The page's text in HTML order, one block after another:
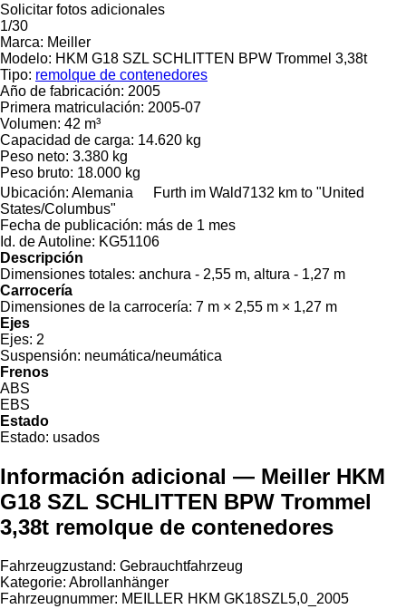
Solicitar fotos adicionales
1/30
Marca: Meiller
Modelo: HKM G18 SZL SCHLITTEN BPW Trommel 3,38t
Tipo: remolque de contenedores
Año de fabricación: 2005
Primera matriculación: 2005-07
Volumen: 42 m³
Capacidad de carga: 14.620 kg
Peso neto: 3.380 kg
Peso bruto: 18.000 kg
Ubicación: Alemania Furth im Wald7132 km to "United
States/Columbus"
Fecha de publicación: más de 1 mes
Id. de Autoline: KG51106
Descripción
Dimensiones totales: anchura - 2,55 m, altura - 1,27 m
Carrocería
Dimensiones de la carrocería: 7 m × 2,55 m × 1,27 m
Ejes
Ejes: 2
Suspensión: neumática/neumática
Frenos
ABS
EBS
Estado
Estado: usados
Información adicional — Meiller HKM
G18 SZL SCHLITTEN BPW Trommel
3,38t remolque de contenedores
Fahrzeugzustand: Gebrauchtfahrzeug
Kategorie: Abrollanhänger
Fahrzeugnummer: MEILLER HKM GK18SZL5,0_2005